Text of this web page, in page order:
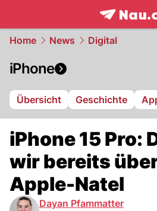
frontpage.
Home News Digital
iPhone
Übersicht Geschichte
iPhone 15 Pro:
wir bereits
Apple-Natel
Dayan Pfammatter